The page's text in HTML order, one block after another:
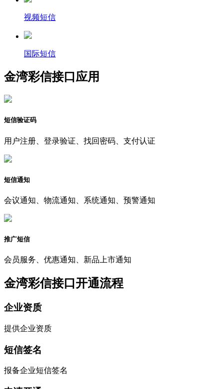
视频短信
国际短信
金湾彩信接口应用
短信验证码
用户注册、登录验证、找回密码、支付认证
短信通知
会议通知、物流通知、系统通知、预警通知
推广短信
会员服务、优惠通知、新品上市通知
金湾彩信接口开通流程
企业资质
提供企业资质
短信签名
报备企业短信签名